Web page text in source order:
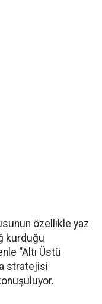
özellikle yaz
kurduğu
“Altı Üstü
stratejisi